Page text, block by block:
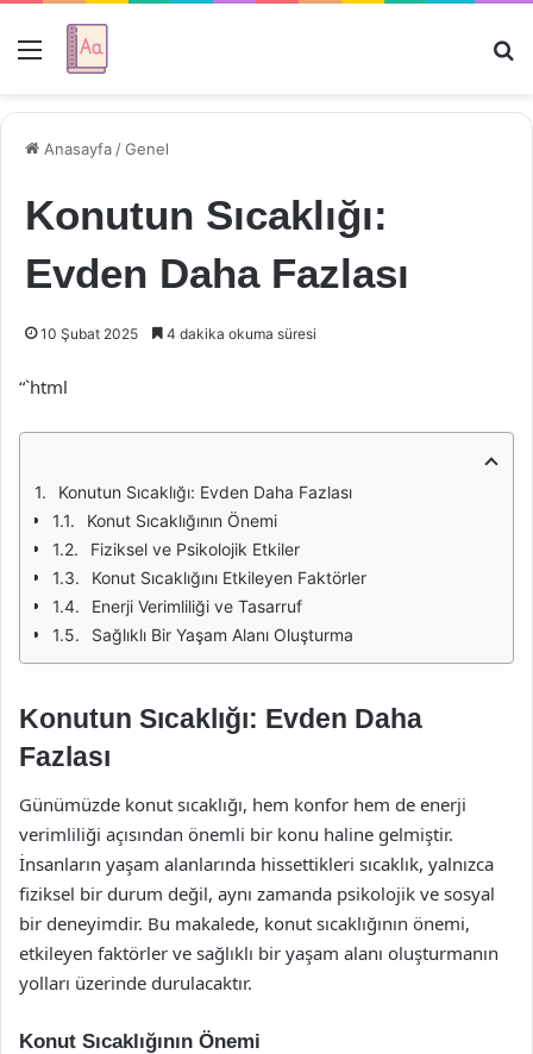
Menü
Anasayfa /Genel
Konutun Sıcaklığı:
Evden Daha Fazlası
10 Şubat 2025 4 dakika okuma süresi
“`html
Konutun Sıcaklığı: Evden Daha Fazlası
Konut Sıcaklığının Önemi
Fiziksel ve Psikolojik Etkiler
Konut Sıcaklığını Etkileyen Faktörler
Enerji Verimliliği ve Tasarruf
Sağlıklı Bir Yaşam Alanı Oluşturma
Konutun Sıcaklığı: Evden Daha
Fazlası
Günümüzde konut sıcaklığı, hem konfor hem de enerji
verimliliği açısından önemli bir konu haline gelmiştir.
İnsanların yaşam alanlarında hissettikleri sıcaklık, yalnızca
fiziksel bir durum değil, aynı zamanda psikolojik ve sosyal
bir deneyimdir. Bu makalede, konut sıcaklığının önemi,
etkileyen faktörler ve sağlıklı bir yaşam alanı oluşturmanın
yolları üzerinde durulacaktır.
Konut Sıcaklığının Önemi